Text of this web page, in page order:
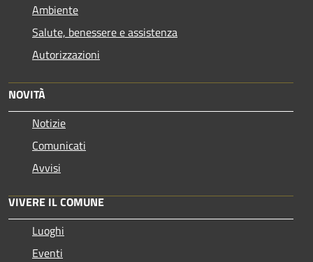
Ambiente
Salute, benessere e assistenza
Autorizzazioni
NOVITÀ
Notizie
Comunicati
Avvisi
VIVERE IL COMUNE
Luoghi
Eventi